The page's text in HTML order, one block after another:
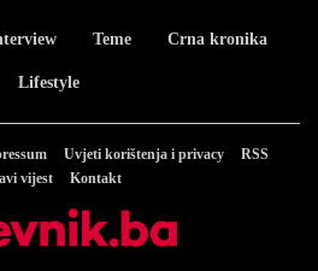
Teme Crna kronika
Lifestyle
Uvjeti korištenja i privacy
RSS
vijest
Kontakt